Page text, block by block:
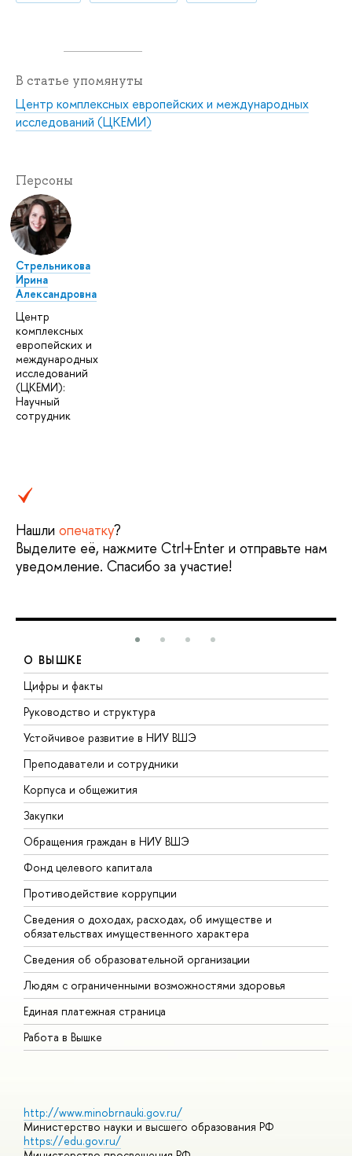
В статье упомянуты
Центр комплексных европейских и международных
исследований (ЦКЕМИ)
Персоны
Стрельникова
Ирина
Александровна
Центр
комплексных
европейских и
международных
исследований
(ЦКЕМИ):
Научный
сотрудник
Нашли опечатку?
Выделите её, нажмите Ctrl+Enter и отправьте нам
уведомление. Спасибо за участие!
О ВЫШКЕ
Цифры и факты
Руководство и структура
Устойчивое развитие в НИУ ВШЭ
Преподаватели и сотрудники
Корпуса и общежития
Закупки
Обращения граждан в НИУ ВШЭ
Фонд целевого капитала
Противодействие коррупции
Сведения о доходах, расходах, об имуществе и
обязательствах имущественного характера
Сведения об образовательной организации
Людям с ограниченными возможностями здоровья
Единая платежная страница
Работа в Вышке
http://www.minobrnauki.gov.ru/
Министерство науки и высшего образования РФ
https://edu.gov.ru/